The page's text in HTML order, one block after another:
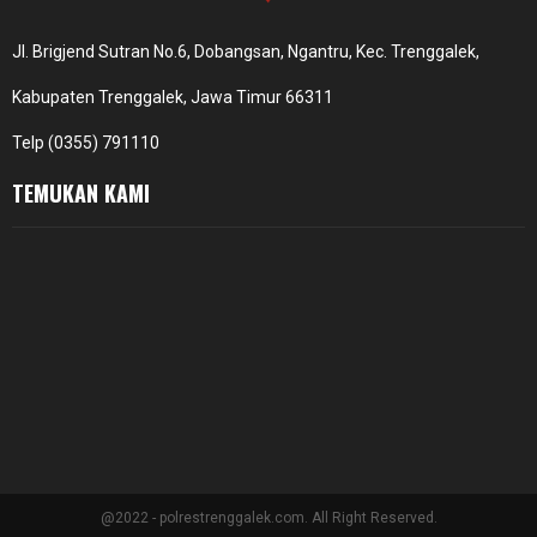
Jl. Brigjend Sutran No.6, Dobangsan, Ngantru, Kec. Trenggalek,
Kabupaten Trenggalek, Jawa Timur 66311
Telp (0355) 791110
TEMUKAN KAMI
@2022 - polrestrenggalek.com. All Right Reserved.